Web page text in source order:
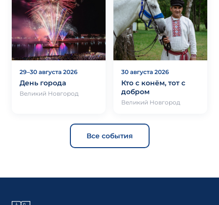
29–30 августа 2026
День города
Великий Новгород
30 августа 2026
Кто с конём, тот с
добром
Великий Новгород
Все события